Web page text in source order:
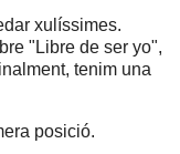
xulíssimes.
"Libre de ser yo",
tenim una
posició.